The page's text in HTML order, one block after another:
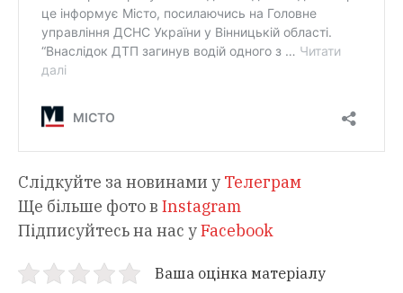
Слідкуйте за новинами у Телеграм
Ще більше фото в Instagram
Підписуйтесь на нас уFacebook
Ваша оцінка матеріалу